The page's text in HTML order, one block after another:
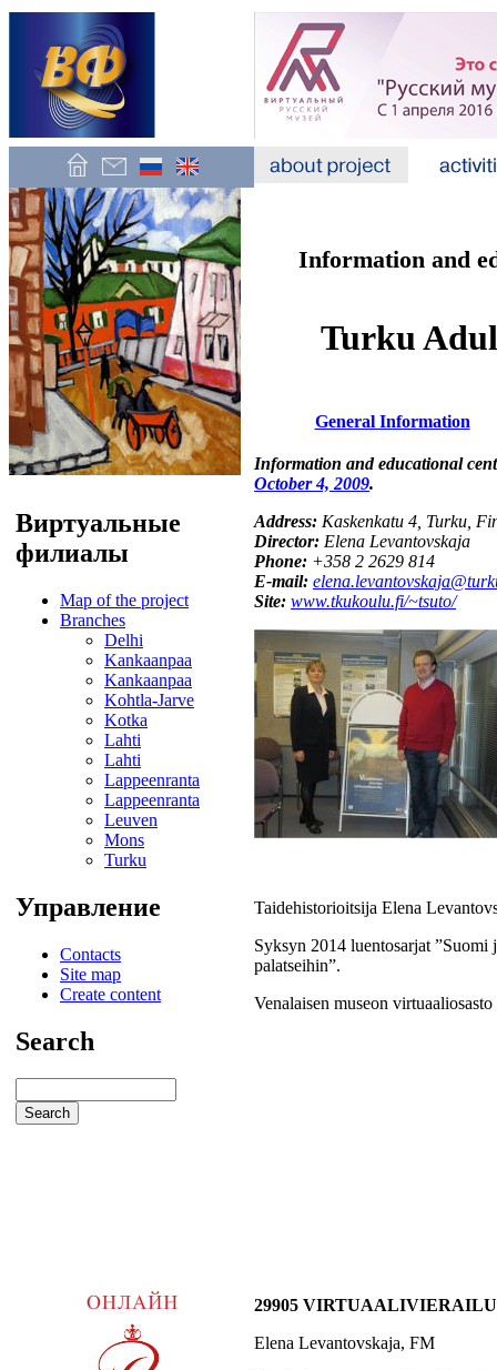
Виртуальные
филиалы
Map of the project
Branches
Delhi
Kankaanpaa
Kankaanpaa
Kohtla-Jarve
Kotka
Lahti
Lahti
Lappeenranta
Lappeenranta
Leuven
Mons
Turku
Управление
Contacts
Site map
Create content
Search
Information and
Turku
General Information
Information and educational
October 4, 2009.
Address: Kaskenkatu 4, Turku,
Director: Elena Levantovskaja
Phone: +358 2 2629 814
E-mail:
Site: www.tkukoulu.fi/~tsuto/
Taidehistorioitsija Elena
Syksyn 2014 luentosarjat
palatseihin”.
Venalaisen museon
29905
Elena Levantovskaja, FM